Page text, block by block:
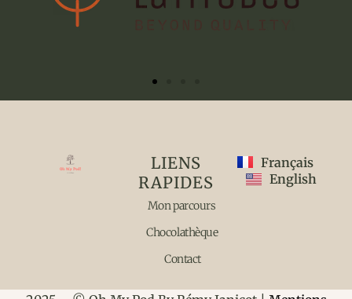
LIENS
RAPIDES
Mon parcours
Chocolathèque
Contact
Français
English